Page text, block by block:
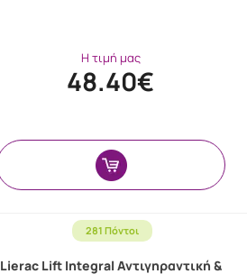
Η τιμή μας
48.40€
281 Πόντοι
Lierac Lift Integral Αντιγηραντική &